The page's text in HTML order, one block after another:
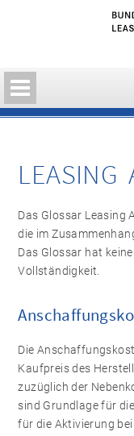
LEASING
Das Glossar Leasing
die im
Das Glossar hat
Vollständigkeit.
Die
Kaufpreis des
zuzüglich der
sind Grundlage für
für die Aktivierung